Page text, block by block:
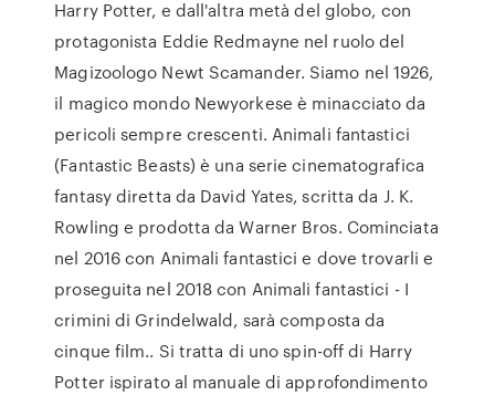
Harry Potter, e dall'altra metà del globo, con
protagonista Eddie Redmayne nel ruolo del
Magizoologo Newt Scamander. Siamo nel 1926,
il magico mondo Newyorkese è minacciato da
pericoli sempre crescenti. Animali fantastici
(Fantastic Beasts) è una serie cinematografica
fantasy diretta da David Yates, scritta da J. K.
Rowling e prodotta da Warner Bros. Cominciata
nel 2016 con Animali fantastici e dove trovarli e
proseguita nel 2018 con Animali fantastici - I
crimini di Grindelwald, sarà composta da
cinque film.. Si tratta di uno spin-off di Harry
Potter ispirato al manuale di approfondimento